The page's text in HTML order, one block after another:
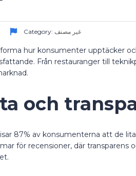
Category: غير مصنف
hur konsumenter upptäcker
Från restauranger till
och
87% av konsumenterna att de
för recensioner, där